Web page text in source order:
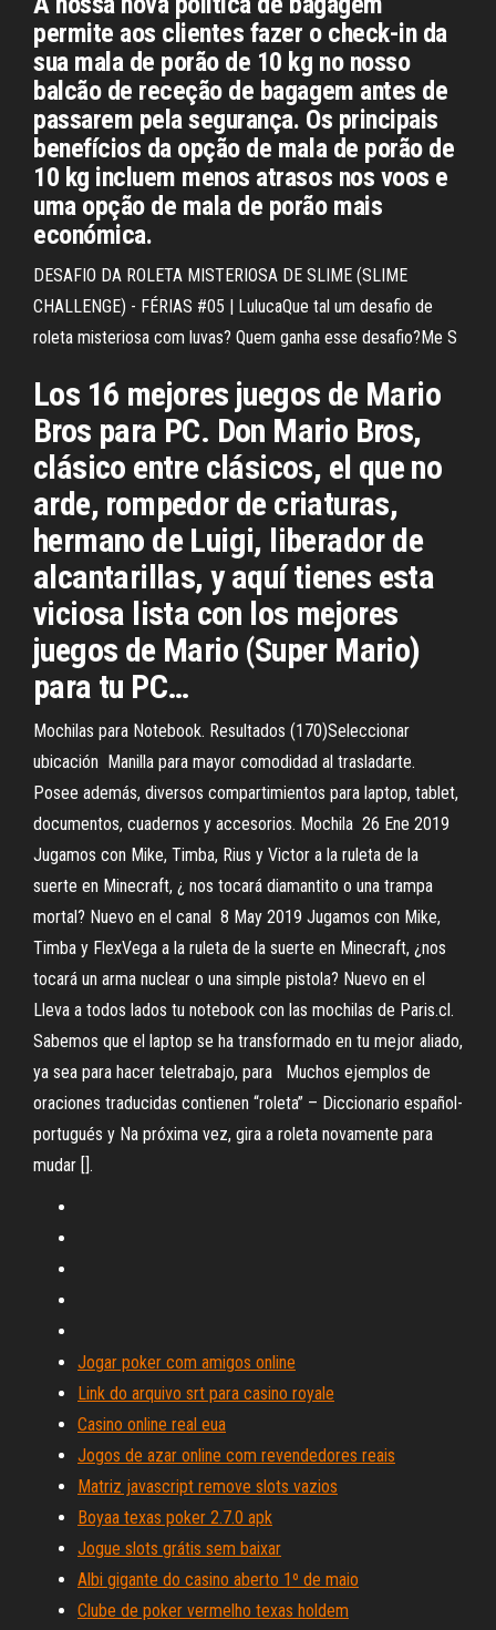
permite aos clientes fazer o check-in da
sua mala de porão de 10 kg no nosso
balcão de receção de bagagem antes de
passarem pela segurança. Os principais
benefícios da opção de mala de porão de
10 kg incluem menos atrasos nos voos e
uma opção de mala de porão mais
económica.
DESAFIO DA ROLETA MISTERIOSA DE SLIME (SLIME
CHALLENGE) - FÉRIAS #05 | LulucaQue tal um desafio de
roleta misteriosa com luvas? Quem ganha esse desafio?Me S
Los 16 mejores juegos de Mario
Bros para PC. Don Mario Bros,
clásico entre clásicos, el que no
arde, rompedor de criaturas,
hermano de Luigi, liberador de
alcantarillas, y aquí tienes esta
viciosa lista con los mejores
juegos de Mario (Super Mario)
para tu PC…
Mochilas para Notebook. Resultados (170)Seleccionar
ubicación Manilla para mayor comodidad al trasladarte.
Posee además, diversos compartimientos para laptop, tablet,
documentos, cuadernos y accesorios. Mochila 26 Ene 2019
Jugamos con Mike, Timba, Rius y Victor a la ruleta de la
suerte en Minecraft, ¿ nos tocará diamantito o una trampa
mortal? Nuevo en el canal 8 May 2019 Jugamos con Mike,
Timba y FlexVega a la ruleta de la suerte en Minecraft, ¿nos
tocará un arma nuclear o una simple pistola? Nuevo en el
Lleva a todos lados tu notebook con las mochilas de Paris.cl.
Sabemos que el laptop se ha transformado en tu mejor aliado,
ya sea para hacer teletrabajo, para Muchos ejemplos de
oraciones traducidas contienen “roleta” – Diccionario español-
portugués y Na próxima vez, gira a roleta novamente para
mudar [].
Jogar poker com amigos online
Link do arquivo srt para casino royale
Casino online real eua
Jogos de azar online com revendedores reais
Matriz javascript remove slots vazios
Boyaa texas poker 2.7.0 apk
Jogue slots grátis sem baixar
Albi gigante do casino aberto 1º de maio
Clube de poker vermelho texas holdem